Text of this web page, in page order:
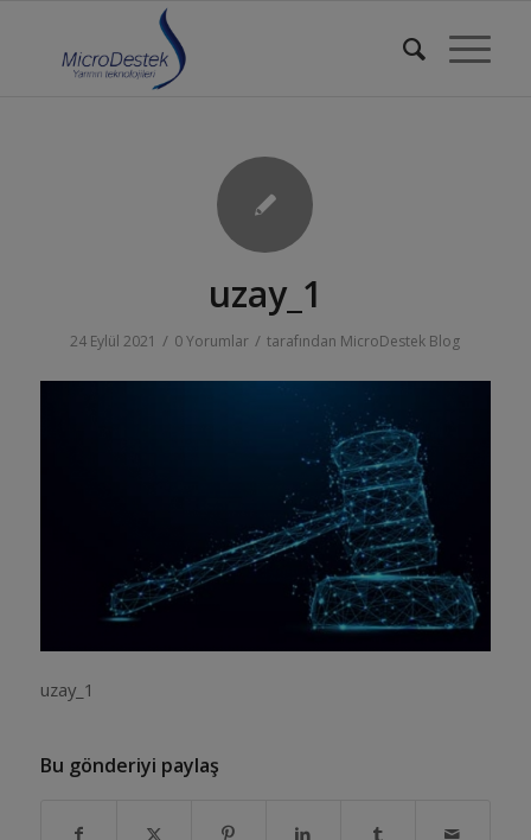
uzay_1
24 Eylül 2021 / 0 Yorumlar / tarafından MicroDestek Blog
uzay_1
Bu gönderiyi paylaş